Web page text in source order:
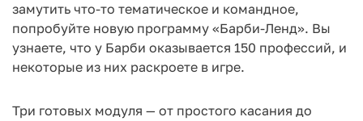
замутить что-то тематическое и командное,
попробуйте новую программу «Барби-Ленд». Вы
узнаете, что у Барби оказывается 150 профессий, и
некоторые из них раскроете в игре.
Три готовых модуля — от простого касания до